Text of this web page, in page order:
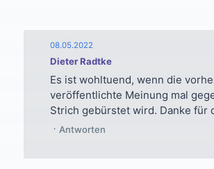
Dieter Radtke
08.05.2022
Es ist wohltuend, wenn die
veröffentlichte Meinung mal
Strich gebürstet wird. Danke für
Antworten